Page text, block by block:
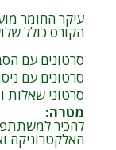
עיקר החומר
הקורס כולל
סרטונים עם
סרטונים עם
סרטוני
מטרה:
להכיר
האלקטרוניקה